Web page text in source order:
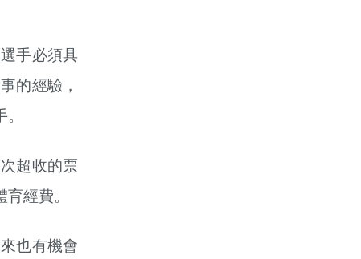
手必須具
的經驗，
超收的票
經費。
也有機會